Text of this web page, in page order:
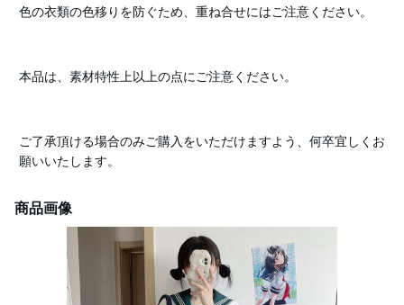
色の衣類の色移りを防ぐため、重ね合せにはご注意ください。
本品は、素材特性上以上の点にご注意ください。
ご了承頂ける場合のみご購入をいただけますよう、何卒宜しくお
願いいたします。
商品画像